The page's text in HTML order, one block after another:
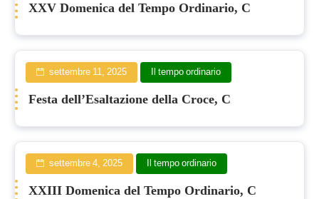
XXV Domenica del Tempo Ordinario, C
settembre 11, 2025 Il tempo ordinario
Festa dell’Esaltazione della Croce, C
settembre 4, 2025 Il tempo ordinario
XXIII Domenica del Tempo Ordinario, C